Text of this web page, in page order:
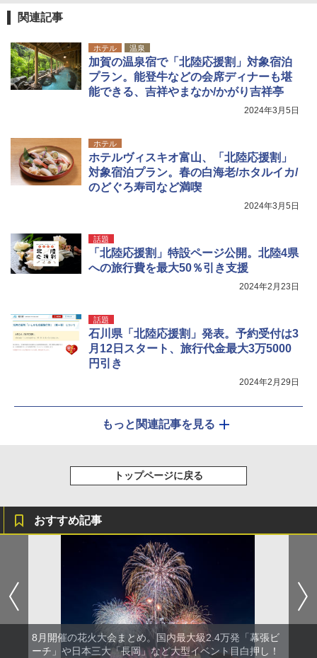
関連記事
ホテル 温泉
加賀の温泉宿で「北陸応援割」対象宿泊
プラン。能登牛などの会席ディナーも堪
能できる、吉祥やまなか/かがり吉祥亭
2024年3月5日
ホテル
ホテルヴィスキオ富山、「北陸応援割」
対象宿泊プラン。春の白海老/ホタルイカ/
のどぐろ寿司など満喫
2024年3月5日
話題
「北陸応援割」特設ページ公開。北陸4県
への旅行費を最大50％引き支援
2024年2月23日
話題
石川県「北陸応援割」発表。予約受付は3
月12日スタート、旅行代金最大3万5000
円引き
2024年2月29日
もっと関連記事を見る
トップページに戻る
おすすめ記事
8月開催の花火大会まとめ。国内最大級2.4万発「幕張ビ
ーチ」や日本三大「長岡」など大型イベント目白押し！